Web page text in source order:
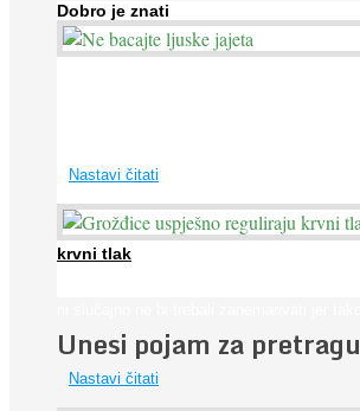
Dobro je znati
Nastavi čitati
krvni tlak
...
Nastavi čitati
Unesi pojam za pretragu